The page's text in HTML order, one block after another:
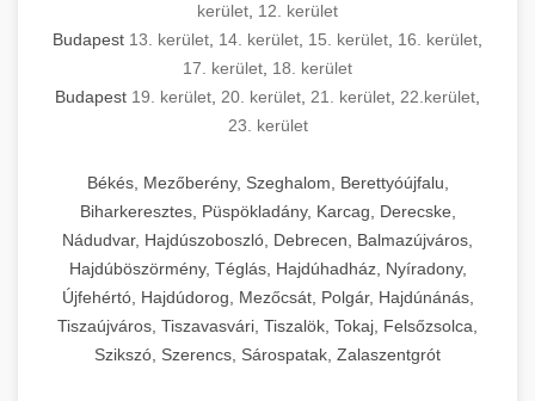
kerület 12. kerület
Budapest 13. kerület 14. kerület 15. kerület 16. kerület
17. kerület 18. kerület
Budapest 19. kerület 20. kerület 21. kerület 22.kerület
23. kerület
Békés, Mezőberény, Szeghalom, Berettyóújfalu,
Biharkeresztes, Püspökladány, Karcag, Derecske,
Nádudvar, Hajdúszoboszló, Debrecen, Balmazújváros,
Hajdúböszörmény, Téglás, Hajdúhadház, Nyíradony,
Újfehértó, Hajdúdorog, Mezőcsát, Polgár, Hajdúnánás,
Tiszaújváros, Tiszavasvári, Tiszalök, Tokaj, Felsőzsolca,
Szikszó, Szerencs, Sárospatak, Zalaszentgrót